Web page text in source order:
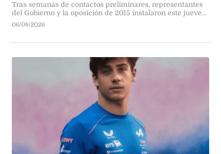
Tras semanas de contactos preliminares, representantes
del Gobierno y la oposición de 2015 instalaron este jueves
en Caracas una mesa de diálogo impulsada por Estados
06/08/2026